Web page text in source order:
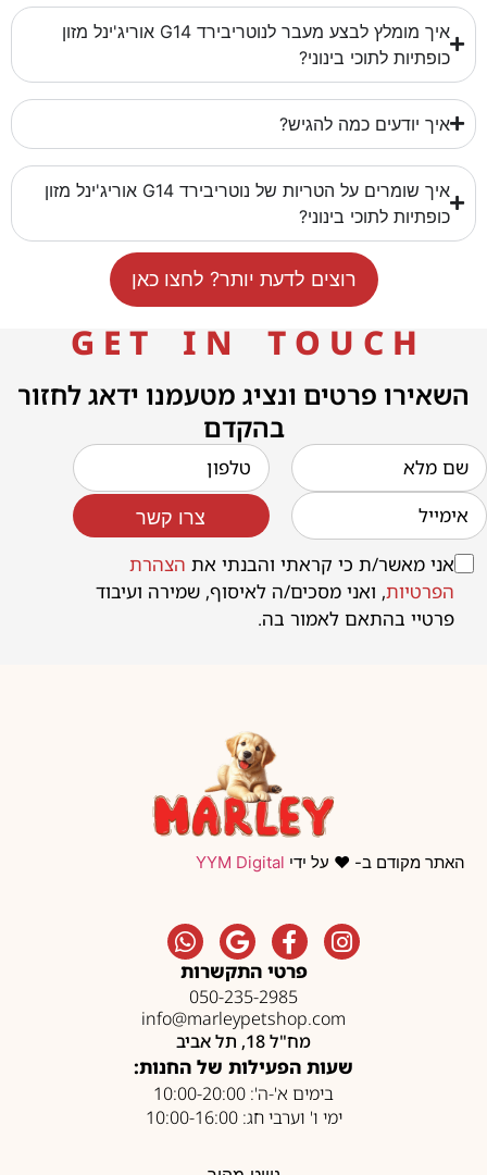
איך מומלץ לבצע מעבר לנוטריבירד G14 אוריג'ינל מזון
כופתיות לתוכי בינוני?
איך יודעים כמה להגיש?
איך שומרים על הטריות של נוטריבירד G14 אוריג'ינל מזון
כופתיות לתוכי בינוני?
רוצים לדעת יותר? לחצו כאן
G E T I N T O U C H
השאירו פרטים ונציג מטעמנו ידאג לחזור
בהקדם
אני מאשר/ת כי קראתי והבנתי את הצהרת
הפרטיות, ואני מסכים/ה לאיסוף, שמירה ועיבוד
פרטיי בהתאם לאמור בה.
צרו קשר
האתר מקודם ב- ❤️ על ידי YYM Digital
פרטי התקשרות
050-235-2985
info@marleypetshop.com
מח"ל 18, תל אביב
שעות הפעילות של החנות:
בימים א'-ה': 10:00-20:00
ימי ו' וערבי חג: 10:00-16:00